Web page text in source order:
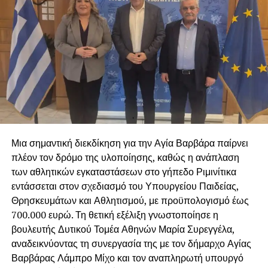
μία φορά, ότι κανένα ζώο δεν είναι μόνο του όταν
υπάρχει αλληλεγγύη, συνεργασία και αγάπη. Ο Δήμος
μας θα συνεχίσει να βρίσκεται δίπλα στους
πυρόπληκτους, ανθρώπους και ζώα, με όλες του τις
δυνάμεις.
Μια σημαντική διεκδίκηση για την Αγία Βαρβάρα παίρνει
πλέον τον δρόμο της υλοποίησης, καθώς η ανάπλαση
των αθλητικών εγκαταστάσεων στο γήπεδο Ριμινίτικα
εντάσσεται στον σχεδιασμό του Υπουργείου Παιδείας,
Θρησκευμάτων και Αθλητισμού, με προϋπολογισμό έως
700.000 ευρώ. Τη θετική εξέλιξη γνωστοποίησε η
βουλευτής Δυτικού Τομέα Αθηνών Μαρία Συρεγγέλα,
αναδεικνύοντας τη συνεργασία της με τον δήμαρχο Αγίας
Βαρβάρας Λάμπρο Μίχο και τον αναπληρωτή υπουργό